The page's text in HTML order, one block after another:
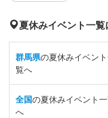
夏休みイベント一覧
群馬県の夏休みイベン
覧へ
全国の夏休みイベント
へ